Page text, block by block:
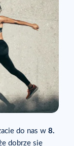
do nas w 8.
dobrze się